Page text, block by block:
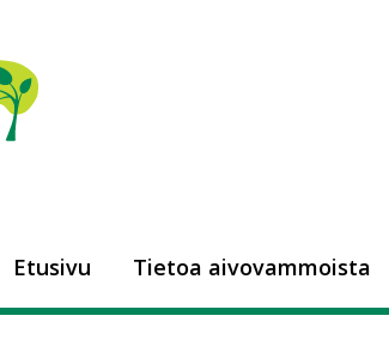
Etusivu Tietoa aivovammoista